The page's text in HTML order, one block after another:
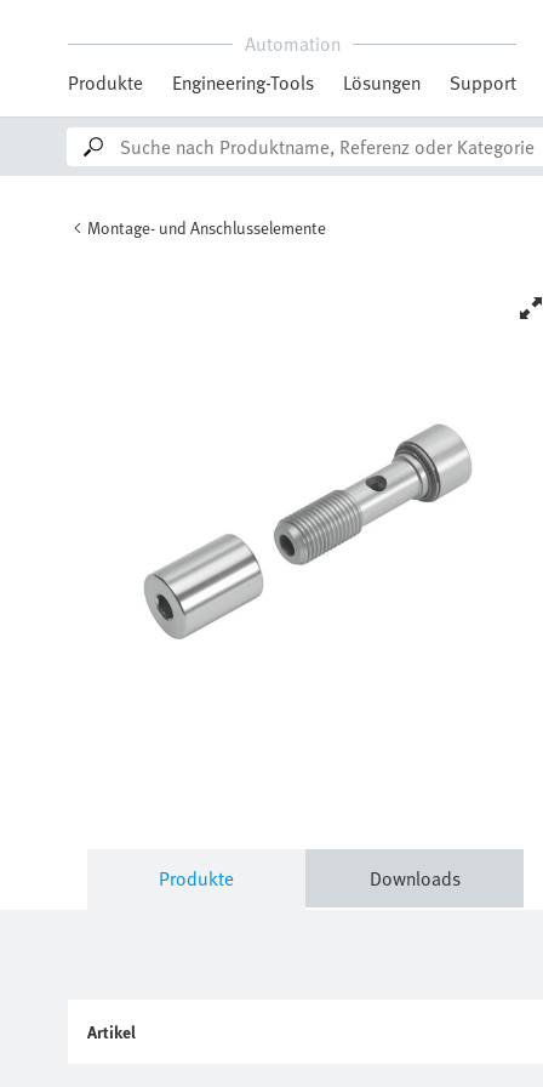
Automation
Produkte
Engineering-Tools Lösungen Support
Montage- und Anschlusselemente
Produkte Downloads
Artikel